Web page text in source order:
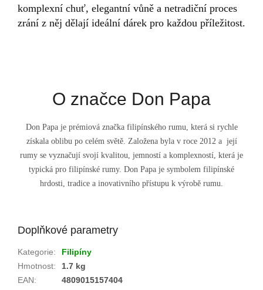
komplexní chuť, elegantní vůně a netradiční proces
zrání z něj dělají ideální dárek pro každou příležitost.
O značce Don Papa
Don Papa je prémiová značka filipínského rumu, která si rychle
získala oblibu po celém světě. Založena byla v roce 2012 a její
rumy se vyznačují svojí kvalitou, jemností a komplexností, která je
typická pro filipínské rumy. Don Papa je symbolem filipínské
hrdosti, tradice a inovativního přístupu k výrobě rumu.
Doplňkové parametry
Kategorie:
Filipíny
Hmotnost:
1.7 kg
EAN: 4809015157404